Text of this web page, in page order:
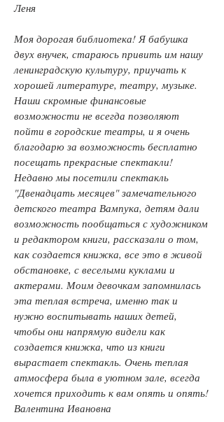
Леня
Моя дорогая библиотека! Я бабушка
двух внучек, стараюсь привить им нашу
ленинградскую культуру, приучать к
хорошей литературе, театру, музыке.
Наши скромные финансовые
возможности не всегда позволяют
пойти в городские театры, и я очень
благодарю за возможность бесплатно
посещать прекрасные спектакли!
Недавно мы посетили спектакль
"Двенадцать месяцев" замечательного
детского театра Вампука, детям дали
возможность пообщаться с художником
и редактором книги, рассказали о том,
как создается книжка, все это в живой
обстановке, с веселыми куклами и
актерами. Моим девочкам запомнилась
эта теплая встреча, именно так и
нужно воспитывать наших детей,
чтобы они напрямую видели как
создается книжка, что из книги
вырастает спектакль. Очень теплая
атмосфера была в уютном зале, всегда
хочется приходить к вам опять и опять!
Валентина Ивановна